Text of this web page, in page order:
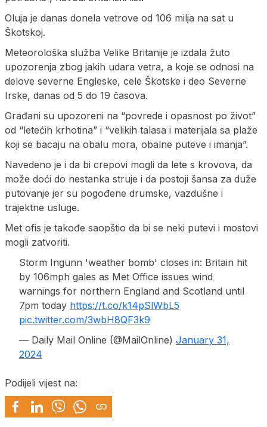
Oluja je danas donela vetrove od 106 milja na sat u
Škotskoj.
Meteorološka služba Velike Britanije je izdala žuto
upozorenja zbog jakih udara vetra, a koje se odnosi na
delove severne Engleske, cele Škotske i deo Severne
Irske, danas od 5 do 19 časova.
Građani su upozoreni na “povrede i opasnost po život”
od “letećih krhotina” i “velikih talasa i materijala sa plaže
koji se bacaju na obalu mora, obalne puteve i imanja”.
Navedeno je i da bi crepovi mogli da lete s krovova, da
može doći do nestanka struje i da postoji šansa za duže
putovanje jer su pogođene drumske, vazdušne i
trajektne usluge.
Met ofis je takođe saopštio da bi se neki putevi i mostovi
mogli zatvoriti.
Storm Ingunn 'weather bomb' closes in: Britain hit
by 106mph gales as Met Office issues wind
warnings for northern England and Scotland until
7pm today https://t.co/k14pSlWbL5
pic.twitter.com/3wbH8QF3k9
— Daily Mail Online (@MailOnline) January 31,
2024
Podijeli vijest na: